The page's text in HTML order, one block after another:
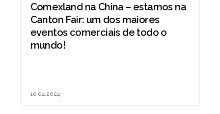
Comexland na China – estamos na
Canton Fair: um dos maiores
eventos comerciais de todo o
mundo!
16.04.2024